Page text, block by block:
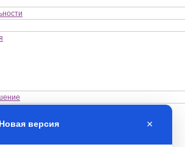
«Альшей-мясо»,
версия ×